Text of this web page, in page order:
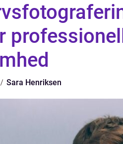
Sara Henriksen